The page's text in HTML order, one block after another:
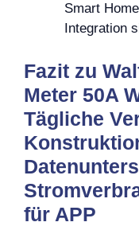
Smart
Integration
Fazit zu
Meter 50A
Tägliche
für APP